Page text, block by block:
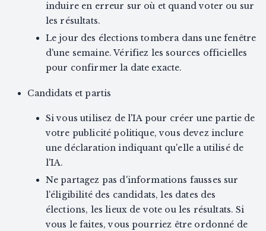
induire en erreur sur où et quand voter ou sur
les résultats.
Le jour des élections tombera dans une fenêtre
d'une semaine. Vérifiez les sources officielles
pour confirmer la date exacte.
Candidats et partis
Si vous utilisez de l'IA pour créer une partie de
votre publicité politique, vous devez inclure
une déclaration indiquant qu'elle a utilisé de
l'IA.
Ne partagez pas d'informations fausses sur
l'éligibilité des candidats, les dates des
élections, les lieux de vote ou les résultats. Si
vous le faites, vous pourriez être ordonné de